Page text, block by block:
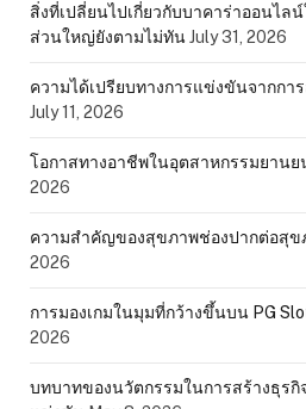
สิ่งที่เปลี่ยนไปเกี่ยวกับบาคาร่าออนไล
ส่วนใหญ่ยังตามไม่ทันJuly 31, 2026
ความได้เปรียบทางการแข่งขันจากกา
July 11, 2026
โอกาสทางอาชีพในอุตสาหกรรมยานย
2026
ความสำคัญของสุขภาพช่องปากต่อสุข
2026
การมองเกมในมุมที่กว้างขึ้นบน PG
2026
บทบาทของนวัตกรรมในการสร้างธุร